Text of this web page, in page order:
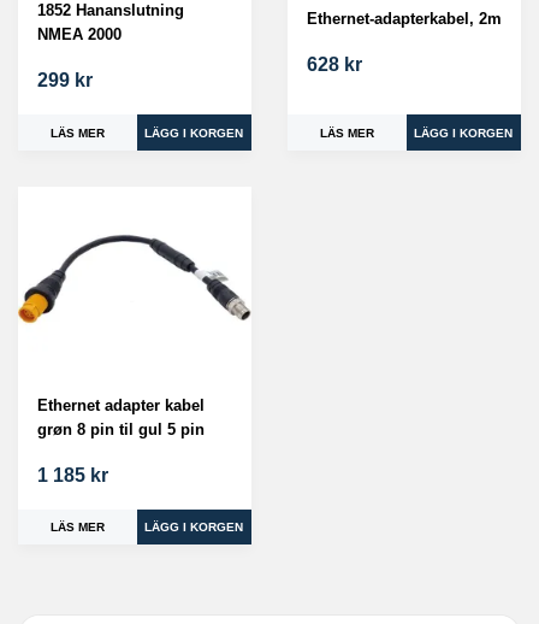
1852 Hananslutning
NMEA 2000
299 kr
LÄS MER
Ethernet-adapterkabel, 2m
628 kr
LÄS MER
Ethernet adapter kabel
grøn 8 pin til gul 5 pin
1 185 kr
LÄS MER